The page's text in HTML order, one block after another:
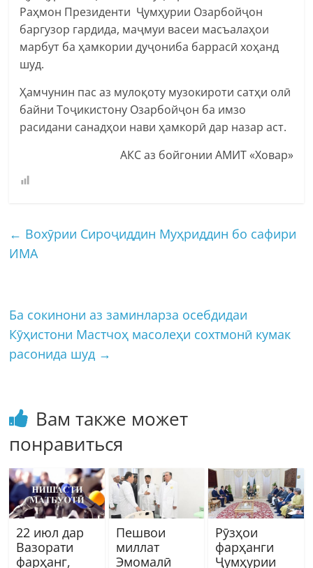
Раҳмон Президенти Ҷумҳурии Озарбойҷон
баргузор гардида, маҷмуи васеи масъалаҳои
марбут ба ҳамкории дуҷониба баррасӣ хоҳанд
шуд.
Ҳамчунин пас аз мулоқоту музокироти сатҳи олӣ
байни Тоҷикистону Озарбойҷон ба имзо
расидани санадҳои нави ҳамкорӣ дар назар аст.
АКС аз бойгонии АМИТ «Ховар»
← Вохӯрии Сироҷиддин Муҳриддин бо cафири
ИМА
Ба сокинони аз заминларза осебдидаи
Кӯҳистони Мастчоҳ масолеҳи сохтмонӣ кумак
расонида шуд →
Вам также может
понравиться
22 июл дар
Вазорати
фарҳанг,
Пешвои
миллат
Эмомалӣ
Рӯзҳои
фарҳанги
Ҷумҳурии